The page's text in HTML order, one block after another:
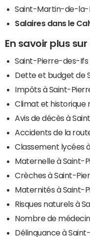
Saint-Martin-de-la-
Salaires dans le
En savoir plus
Saint-Pierre-des-Ifs
Dette et budget de
Impôts à Saint-
Climat et historique
Avis de décès à
Accidents de la
Classement lycées
Maternelle à Saint-
Crèches à Saint-
Maternités à Saint-
Risques naturels à
Nombre de
Délinquance à